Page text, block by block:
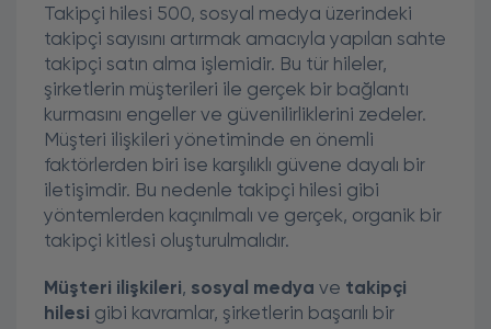
Takipçi hilesi 500, sosyal medya üzerindeki
takipçi sayısını artırmak amacıyla yapılan sahte
takipçi satın alma işlemidir. Bu tür hileler,
şirketlerin müşterileri ile gerçek bir bağlantı
kurmasını engeller ve güvenilirliklerini zedeler.
Müşteri ilişkileri yönetiminde en önemli
faktörlerden biri ise karşılıklı güvene dayalı bir
iletişimdir. Bu nedenle takipçi hilesi gibi
yöntemlerden kaçınılmalı ve gerçek, organik bir
takipçi kitlesi oluşturulmalıdır.
Müşteri ilişkileri, sosyal medya ve takipçi
hilesi gibi kavramlar, şirketlerin başarılı bir